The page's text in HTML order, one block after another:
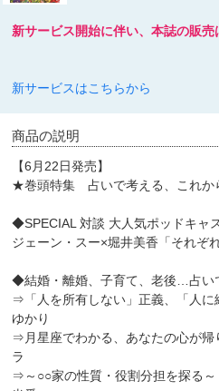
新サービス開始に伴い、本誌の販売
新サービスはこちらから
商品の説明
【6月22日発売】
★巻頭特集 占いで考える、これか
◆SPECIAL 対談 大人気ポッドキャ
ジェーン・スー×堀井美香「それぞれ
◆結婚・離婚、子育て、老後…占い
⇒「人を所有しない」正義、「人
ゆかり
⇒月星座でわかる、あなたの心が帰
ラ
⇒～○○家の性質・役割分担を探る